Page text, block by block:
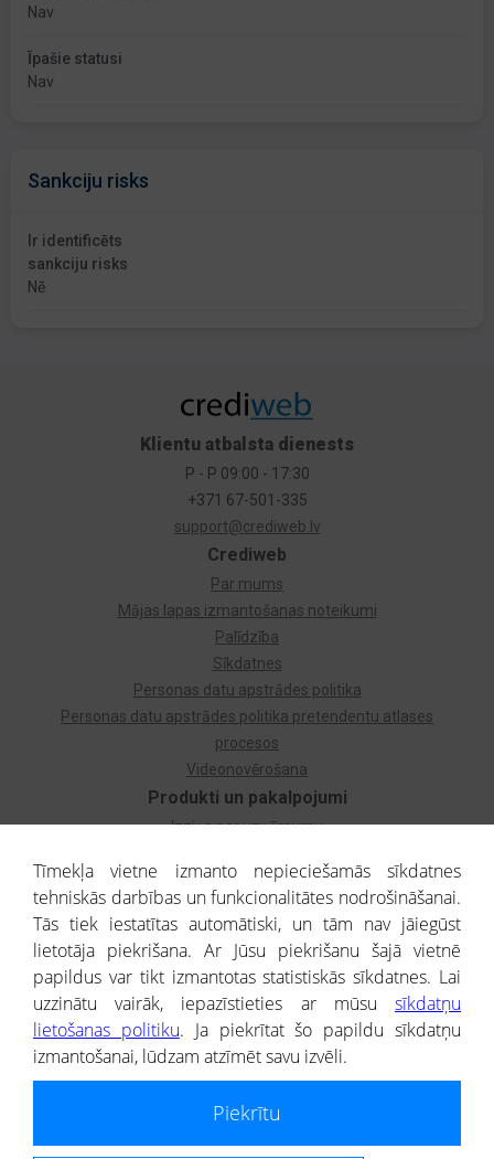
Nav
Īpašie statusi
Nav
Sankciju risks
Ir identificēts
sankciju risks
Nē
Produkti un pakalpojumi
Izziņa par uzņēmumu
Dzimtas koks
Uzņēmumu atlase
Monitorings
Kredītizziņa par ārvalstu uzņēmumiem
Crediweb
Par mums
Mājas lapas izmantošanas noteikumi
Palīdzība
Sīkdatnes
Personas datu apstrādes politika
Personas datu apstrādes politika pretendentu atlases
procesos
Videonovērošana
Klientu atbalsta dienests
P - P 09:00 - 17:30
+371 67-501-335
support@crediweb.lv
® CREDITREFORM Latvija
SIA
Portāla ietvaros saņemtajai informācijai ir uzziņas raksturs, un tai nav
Tīmekļa vietne izmanto nepieciešamās sīkdatnes
tehniskās darbības un funkcionalitātes nodrošināšanai.
Tās tiek iestatītas automātiski, un tām nav jāiegūst
lietotāja piekrišana. Ar Jūsu piekrišanu šajā vietnē
papildus var tikt izmantotas statistiskās sīkdatnes. Lai
uzzinātu vairāk, iepazīstieties ar mūsu sīkdatņu
lietošanas politiku. Ja piekrītat šo papildu sīkdatņu
izmantošanai, lūdzam atzīmēt savu izvēli.
Piekrītu